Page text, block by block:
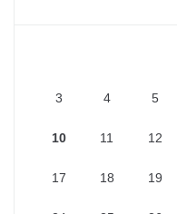
3 4 5
10 11 12
17 18 19